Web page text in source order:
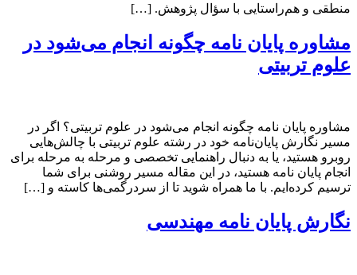
منطقی و هم‌راستایی با سؤال پژوهش. […]
مشاوره پایان نامه چگونه انجام می‌شود در
علوم تربیتی
مشاوره پایان نامه چگونه انجام می‌شود در علوم تربیتی؟ اگر در
مسیر نگارش پایان‌نامه خود در رشته علوم تربیتی با چالش‌هایی
روبرو هستید، یا به دنبال راهنمایی تخصصی و مرحله به مرحله برای
انجام پایان نامه هستید، در این مقاله مسیر روشنی برای شما
ترسیم کرده‌ایم. با ما همراه شوید تا از سردرگمی‌ها کاسته و […]
نگارش پایان نامه مهندسی